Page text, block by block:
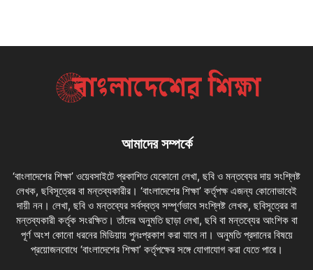
আমাদের সম্পর্কে
‘বাংলাদেশের শিক্ষা’ ওয়েবসাইটে প্রকাশিত যেকোনো লেখা, ছবি ও মন্তব্যের দায় সংশ্লিষ্ট
লেখক, ছবিসূত্রের বা মন্তব্যকারীর। ‘বাংলাদেশের শিক্ষা’ কর্তৃপক্ষ এজন্য কোনোভাবেই
দায়ী নন। লেখা, ছবি ও মন্তব্যের সর্বস্বত্ব সম্পূর্ণভাবে সংশ্লিষ্ট লেখক, ছবিসূত্রের বা
মন্তব্যকারী কর্তৃক সংরক্ষিত। তাঁদের অনুমতি ছাড়া লেখা, ছবি বা মন্তব্যের আংশিক বা
পূর্ণ অংশ কোনো ধরনের মিডিয়ায় পুনঃপ্রকাশ করা যাবে না। অনুমতি প্রদানের বিষয়ে
প্রয়োজনবোধে ‘বাংলাদেশের শিক্ষা’ কর্তৃপক্ষের সঙ্গে যোগাযোগ করা যেতে পারে।